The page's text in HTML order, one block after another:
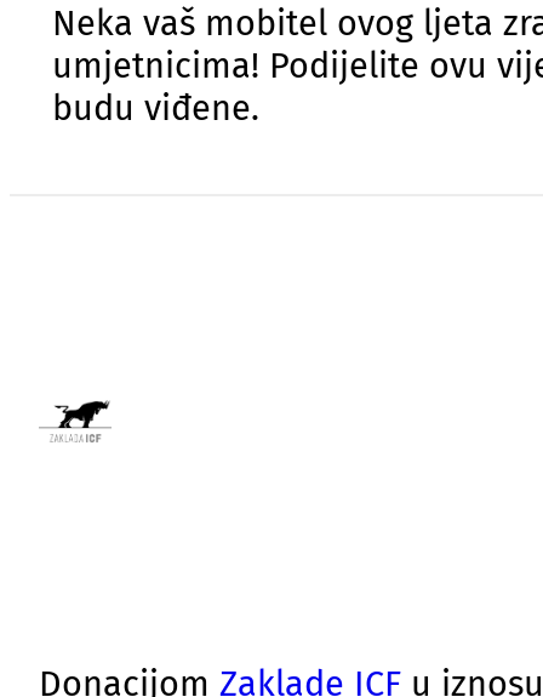
Neka vaš mobitel ovog ljeta
umjetnicima! Podijelite ovu
budu viđene.
Donacijom Zaklade ICF u